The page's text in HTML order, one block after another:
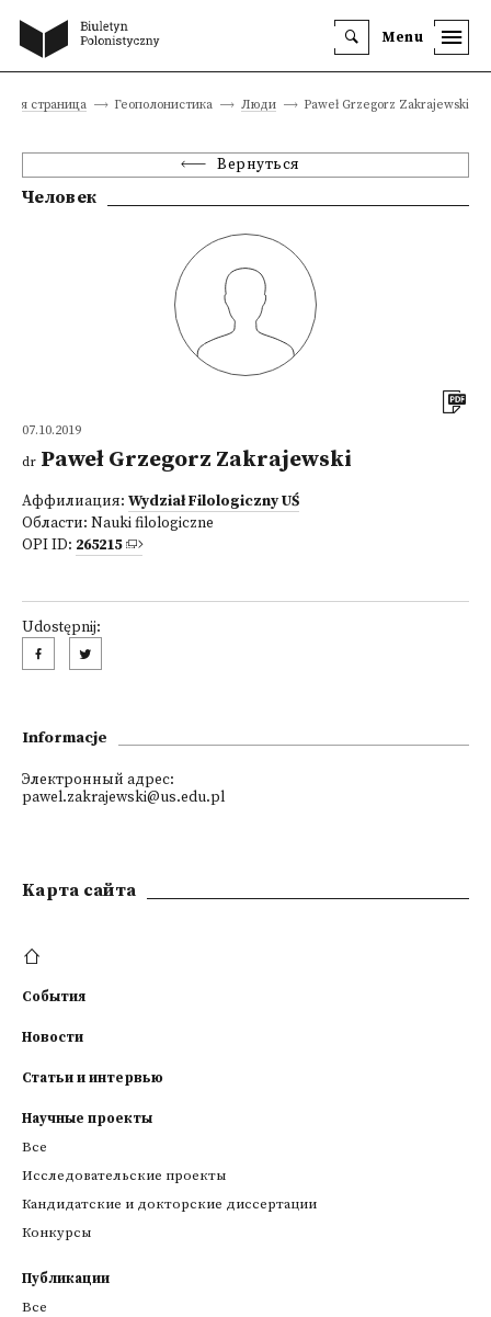
Menu
страница Геополонистика Люди Paweł Grzegorz Zakrajewski
Вернуться
Человек
07.10.2019
dr Paweł Grzegorz Zakrajewski
Аффилиация: Wydział Filologiczny UŚ
Области: Nauki filologiczne
OPI ID: 265215
Udostępnij:
Informacje
Электронный адрес:
pawel.zakrajewski@us.edu.pl
Kарта сайта
События
Новости
Статьи и интервью
Научные проекты
Все
Исследовательские проекты
Кандидатские и докторские диссертации
Конкурсы
Публикации
Все